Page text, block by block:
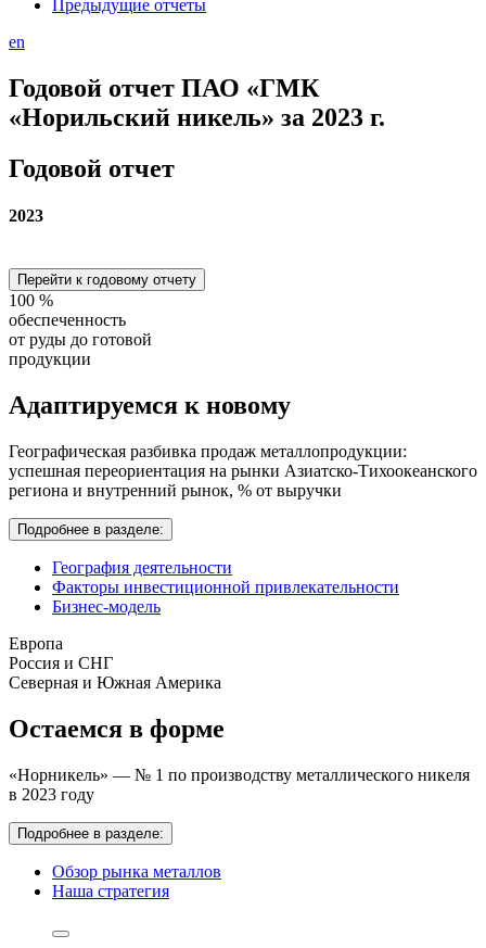
Предыдущие отчеты
en
Годовой отчет ПАО «ГМК
«Норильский никель» за 2023 г.
Годовой отчет
2023
Перейти к годовому отчету
100 %
обеспеченность
от руды до готовой
продукции
Адаптируемся к новому
Географическая разбивка продаж металлопродукции:
успешная переориентация на рынки Азиатско-Тихоокеанского
региона и внутренний рынок, % от выручки
Подробнее в разделе:
География деятельности
Факторы инвестиционной привлекательности
Бизнес-модель
Европа
Россия и СНГ
Северная и Южная Америка
Остаемся в форме
«Норникель» — № 1 по производству металлического никеля
в 2023 году
Подробнее в разделе:
Обзор рынка металлов
Наша стратегия